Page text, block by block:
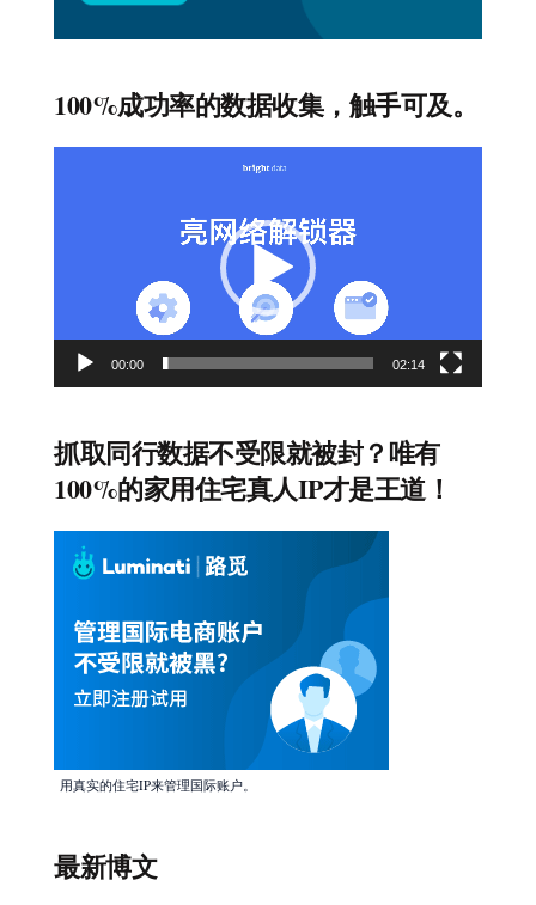
100%成功率的数据收集，触手可及。
00:00 02:14
抓取同行数据不受限就被封？唯有
100%的家用住宅真人IP才是王道！
用真实的住宅IP来管理国际账户。
最新博文